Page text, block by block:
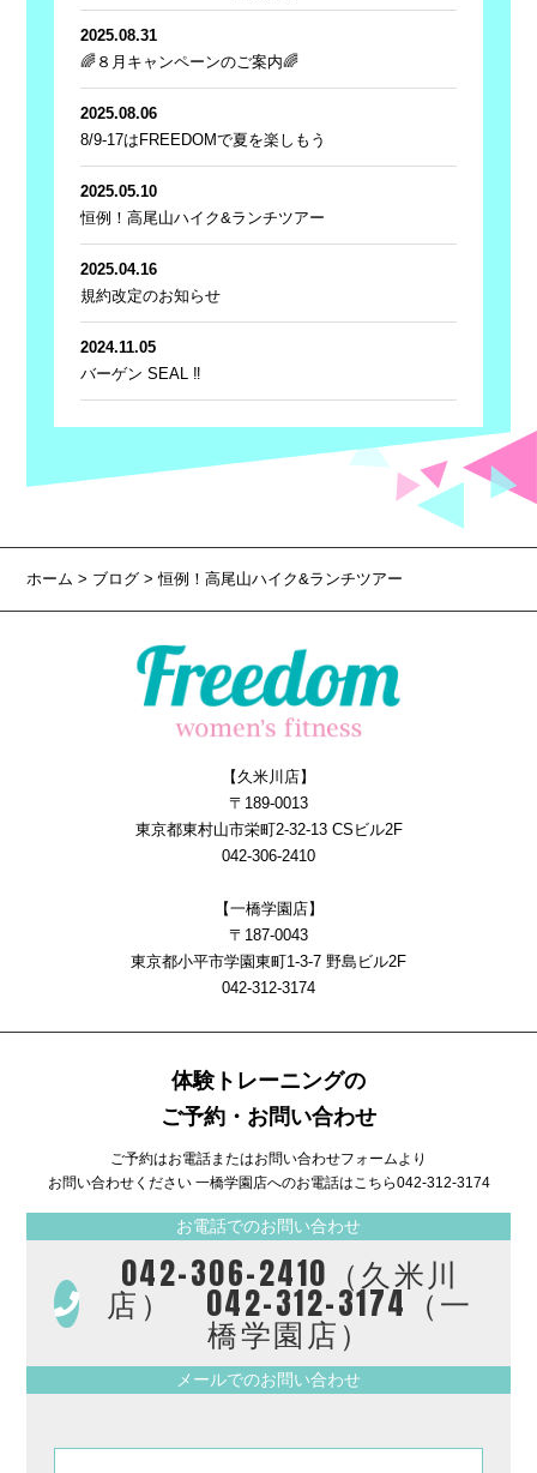
2025.08.31
🌈８月キャンペーンのご案内🌈
2025.08.06
8/9-17はFREEDOMで夏を楽しもう
2025.05.10
恒例！高尾山ハイク&ランチツアー
2025.04.16
規約改定のお知らせ
2024.11.05
バーゲン SEAL ‼
ホーム> ブログ > 恒例！高尾山ハイク&ランチツアー
【久米川店】
〒189-0013
東京都東村山市栄町2-32-13 CSビル2F
042-306-2410
【一橋学園店】
〒187-0043
東京都小平市学園東町1-3-7 野島ビル2F
042-312-3174
体験トレーニングの
ご予約・お問い合わせ
ご予約はお電話またはお問い合わせフォームより
お問い合わせください 一橋学園店へのお電話はこちら042-312-3174
お電話でのお問い合わせ
042-306-2410（久米川
店） 042-312-3174（一
橋学園店）
メールでのお問い合わせ